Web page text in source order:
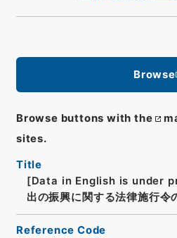
Browse
Browse buttons with the
sites.
Title
[Data in English is under
出の振興に関する法律施行令
Reference Code